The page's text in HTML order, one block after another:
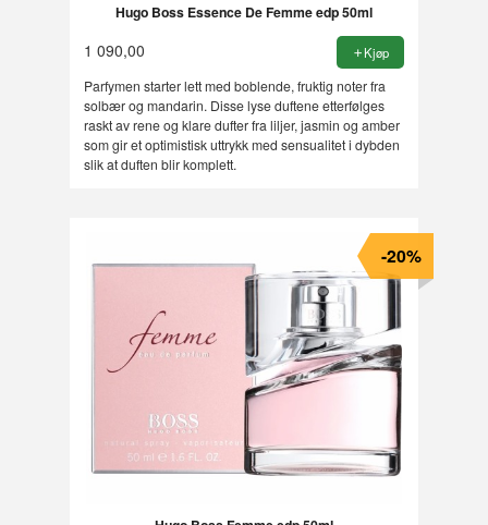
Hugo Boss Essence De Femme edp 50ml
1 090,00 Kjøp
Parfymen starter lett med boblende, fruktig noter fra
solbær og mandarin. Disse lyse duftene etterfølges
raskt av rene og klare dufter fra liljer, jasmin og amber
som gir et optimistisk uttrykk med sensualitet i dybden
slik at duften blir komplett.
-20%